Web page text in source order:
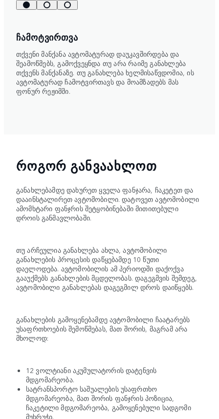
ᲩᲐᲛᲝᲢᲕᲘᲠᲗᲕᲐ
თქვენი მანქანა ავტომატურად დაუკავშირდება და
შეამოწმებს, გამოქვეყნდა თუ არა რაიმე განახლება
თქვენს მანქანაზე. თუ განახლება ხელმისაწვდომია, ის
ავტომატურად ჩამოტვირთავს და მოამზადებს მას
ფონურ რეჟიმში.
ᲠᲝᲒᲝᲠ ᲒᲐᲜᲕᲐᲐᲮᲚᲝᲗ
განახლებამდე დახურეთ ყველა ფანჯარა, ჩაკეტეთ და
დააინსტალირეთ ავტომობილი. დატოვეთ ავტომობილი
ამომხტარი ფანჯრის შეტყობინებაში მითითებული
დროის განმავლობაში.
თუ არჩეულია განახლება ახლა, ავტომობილი
განახლების პროცესის დაწყებამდე 10 წუთი
დაელოდება. ავტომობილის ამ პერიოდში დაქოქვა
გააუქმებს განახლების მცდელობას. დაგეგმვის შემდეგ,
ავტომობილი განახლებას დაგეგმილ დროს დაიწყებს.
განახლების გამოყენებამდე ავტომობილი ჩაატარებს
უსაფრთხოების შემოწმებას, მათ შორის, მაგრამ არა
მხოლოდ:
12 ვოლტიანი აკუმულატორის დატენვის
მდგომარეობა.
სატრანსპორტო საშუალების უსაფრთხო
მდგომარეობა, მათ შორის ფანჯრის პოზიცია,
ჩაკეტილი მდგომარეობა, გამოყენებული სადგომი
მუხრუჭი.